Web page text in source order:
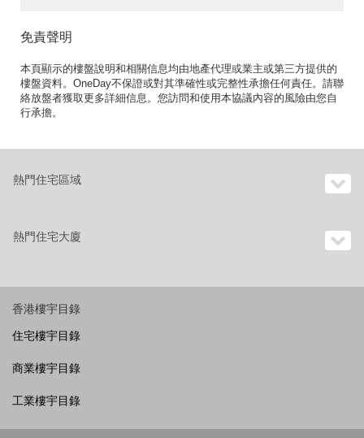
免責聲明
本頁顯示的樓盤說明和相關信息均由地產代理或業主或第三方提供的
樓盤資料。OneDay不保證或對其準確性或完整性承擔任何責任。請聯
絡放盤者獲取更多詳細信息。您訪問和使用本協議內容的風險由您自
行承擔。
熱門住宅區域
熱門住宅大廈
香港樓宇目錄
住宅樓宇目錄
商業樓宇目錄
工業樓宇目錄